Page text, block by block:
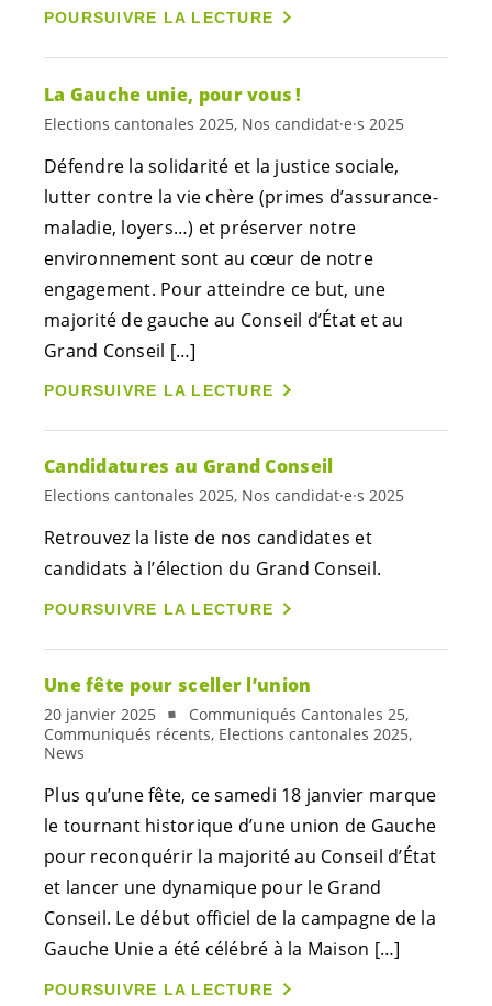
POURSUIVRE LA LECTURE
La Gauche unie, pour vous !
Elections cantonales 2025, Nos candidat·e·s 2025
Défendre la solidarité et la justice sociale,
lutter contre la vie chère (primes d’assurance-
maladie, loyers…) et préserver notre
environnement sont au cœur de notre
engagement. Pour atteindre ce but, une
majorité de gauche au Conseil d’État et au
Grand Conseil […]
POURSUIVRE LA LECTURE
Candidatures au Grand Conseil
Elections cantonales 2025, Nos candidat·e·s 2025
Retrouvez la liste de nos candidates et
candidats à l’élection du Grand Conseil.
POURSUIVRE LA LECTURE
Une fête pour sceller l’union
20 janvier 2025
Communiqués Cantonales 25,
Communiqués récents, Elections cantonales 2025,
News
Plus qu’une fête, ce samedi 18 janvier marque
le tournant historique d’une union de Gauche
pour reconquérir la majorité au Conseil d’État
et lancer une dynamique pour le Grand
Conseil. Le début officiel de la campagne de la
Gauche Unie a été célébré à la Maison […]
POURSUIVRE LA LECTURE